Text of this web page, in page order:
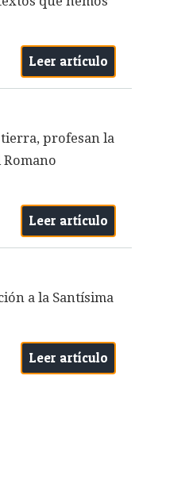
Leer artículo
tierra, profesan la
Leer artículo
a la Santísima
Leer artículo